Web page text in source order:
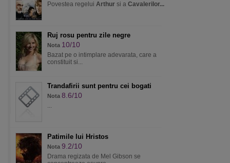
Povestea regelui Arthur si a Cavalerilor...
Ruj rosu pentru zile negre
Nota 10/10
Bazat pe o intimplare adevarata, care a
constituit si...
Trandafirii sunt pentru cei bogati
Nota 8.6/10
...
Patimile lui Hristos
Nota 9.2/10
Drama regizata de Mel Gibson se